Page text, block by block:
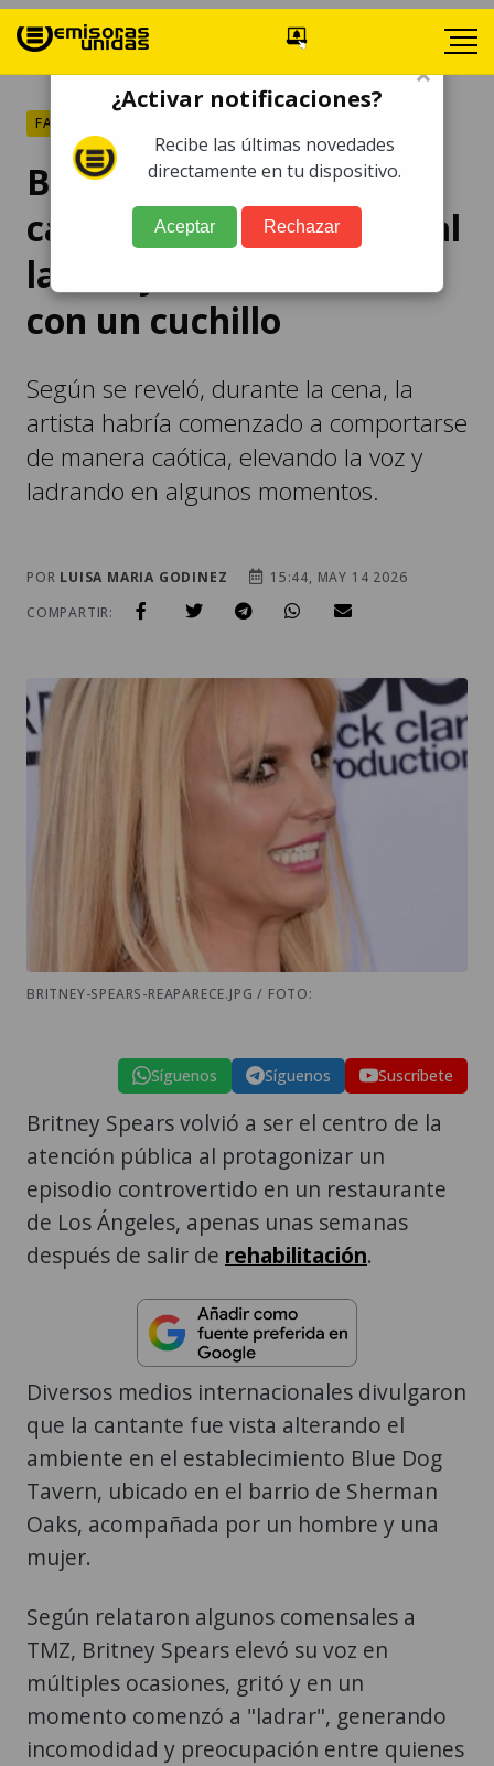
FARÁNDULA
Britney Spears desata
caos en un restaurante al
ladrar y asustar a todos
con un cuchillo
Según se reveló, durante la cena, la
artista habría comenzado a comportarse
de manera caótica, elevando la voz y
ladrando en algunos momentos.
POR LUISA MARIA GODINEZ
15:44, MAY 14 2026
COMPARTIR:
BRITNEY-SPEARS-REAPARECE.JPG / FOTO:
Síguenos Síguenos Suscríbete
Britney Spears volvió a ser el centro de la
atención pública al protagonizar un
episodio controvertido en un restaurante
de Los Ángeles, apenas unas semanas
después de salir de rehabilitación.
Diversos medios internacionales divulgaron
que la cantante fue vista alterando el
ambiente en el establecimiento Blue Dog
Tavern, ubicado en el barrio de Sherman
Oaks, acompañada por un hombre y una
mujer.
Según relataron algunos comensales a
TMZ, Britney Spears elevó su voz en
múltiples ocasiones, gritó y en un
momento comenzó a "ladrar", generando
incomodidad y preocupación entre quienes
×
¿Activar notificaciones?
Recibe las últimas novedades
directamente en tu dispositivo.
Aceptar Rechazar